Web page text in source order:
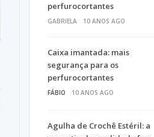
perfurocortantes
GABRIELA 10 ANOS AGO
Caixa imantada: mais
segurança para os
perfurocortantes
FÁBIO 10 ANOS AGO
Agulha de Crochê Estéril: a